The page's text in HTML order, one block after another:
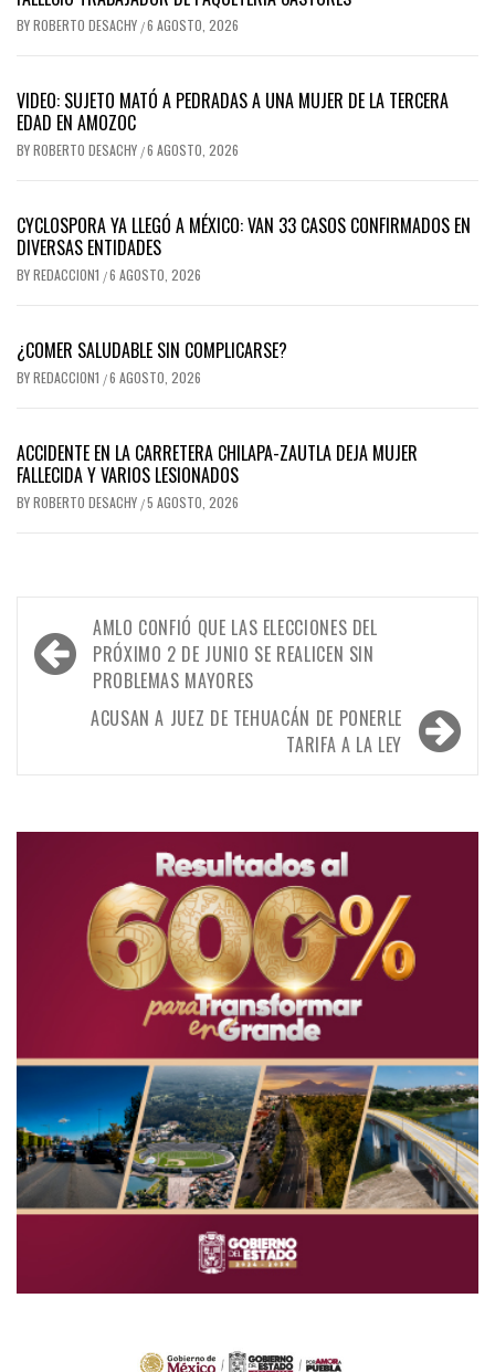
BYROBERTO DESACHY /6 AGOSTO, 2026
VIDEO: SUJETO MATÓ A PEDRADAS A UNA MUJER DE LA TERCERA
EDAD EN AMOZOC
BYROBERTO DESACHY /6 AGOSTO, 2026
CYCLOSPORA YA LLEGÓ A MÉXICO: VAN 33 CASOS CONFIRMADOS EN
DIVERSAS ENTIDADES
BYREDACCION1 /6 AGOSTO, 2026
¿COMER SALUDABLE SIN COMPLICARSE?
BYREDACCION1 /6 AGOSTO, 2026
ACCIDENTE EN LA CARRETERA CHILAPA-ZAUTLA DEJA MUJER
FALLECIDA Y VARIOS LESIONADOS
BYROBERTO DESACHY /5 AGOSTO, 2026
Navegación
de
entradas
AMLO CONFIÓ QUE LAS ELECCIONES DEL
PRÓXIMO 2 DE JUNIO SE REALICEN SIN
PROBLEMAS MAYORES
ACUSAN A JUEZ DE TEHUACÁN DE PONERLE
TARIFA A LA LEY